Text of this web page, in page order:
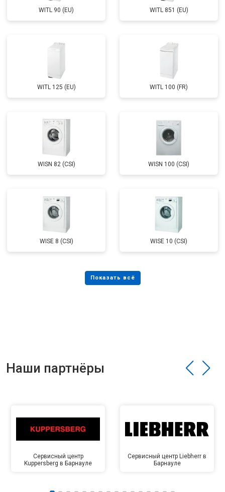
WITL 90 (EU) WITL 851 (EU)
WITL 125 (EU) WITL 100 (FR)
WISN 82 (CSI) WISN 100 (CSI)
WISE 8 (CSI) WISE 10 (CSI)
Наши партнёры
Сервисный центр
Kuppersberg в Барнауле
Сервисный центр Liebherr в
Барнауле